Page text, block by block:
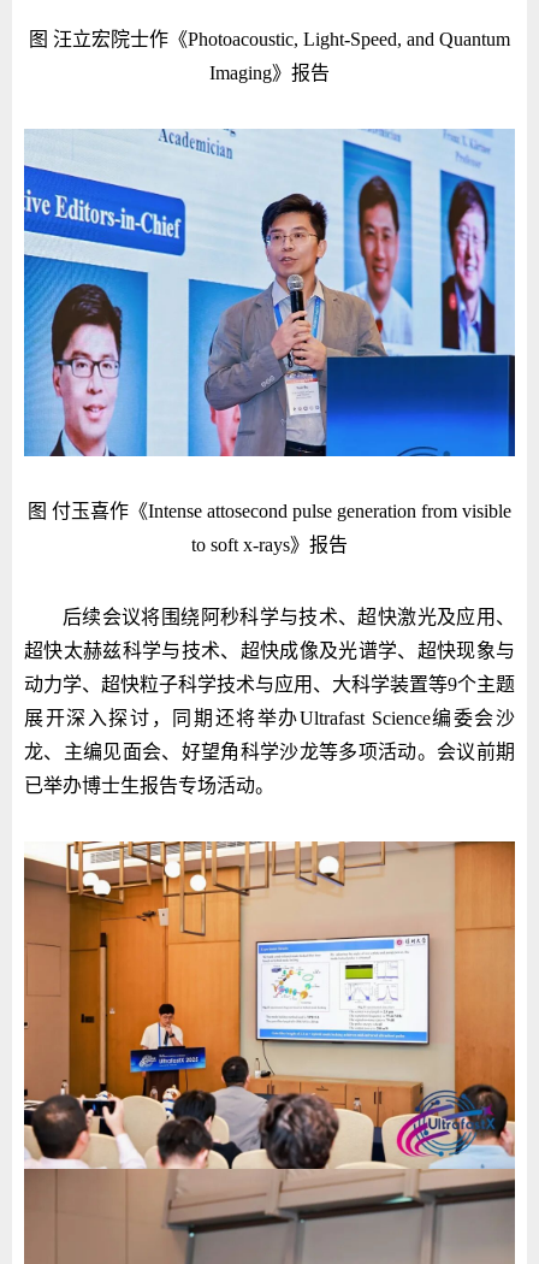
图 汪立宏院士作《Photoacoustic, Light-Speed, and Quantum
Imaging》报告
图 付玉喜作《Intense attosecond pulse generation from visible
to soft x-rays》报告
后续会议将围绕阿秒科学与技术、超快激光及应用、
超快太赫兹科学与技术、超快成像及光谱学、超快现象与
动力学、超快粒子科学技术与应用、大科学装置等9个主题
展开深入探讨，同期还将举办Ultrafast Science编委会沙
龙、主编见面会、好望角科学沙龙等多项活动。会议前期
已举办博士生报告专场活动。